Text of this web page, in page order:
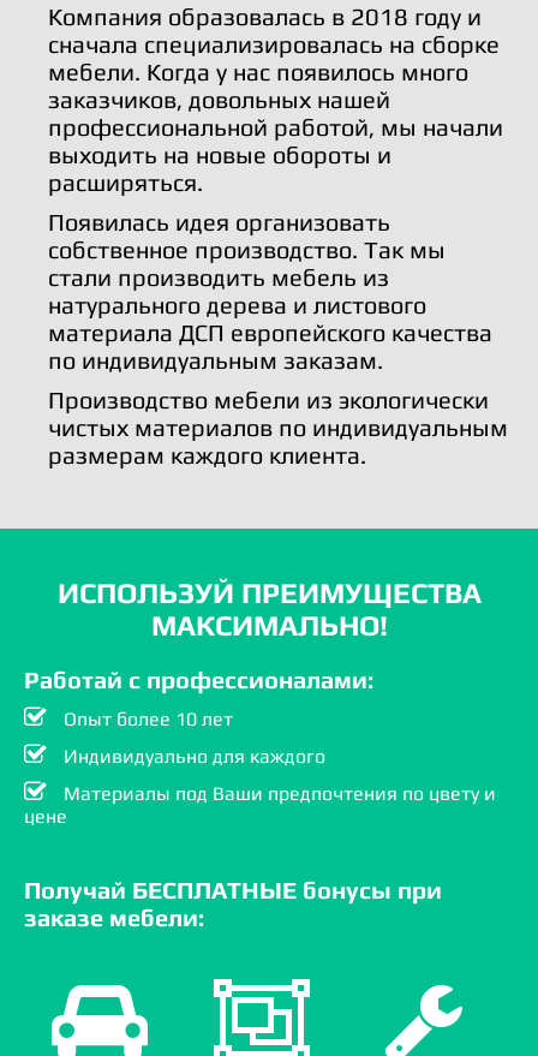
Компания образовалась в 2018 году и
сначала специализировалась на сборке
мебели. Когда у нас появилось много
заказчиков, довольных нашей
профессиональной работой, мы начали
выходить на новые обороты и
расширяться.
Появилась идея организовать
собственное производство. Так мы
стали производить мебель из
натурального дерева и листового
материала ДСП европейского качества
по индивидуальным заказам.
Производство мебели из экологически
чистых материалов по индивидуальным
размерам каждого клиента.
ИСПОЛЬЗУЙ ПРЕИМУЩЕСТВА
МАКСИМАЛЬНО!
Работай с профессионалами:
Опыт более 10 лет
Индивидуально для каждого
Материалы под Ваши предпочтения по цвету и
цене
Получай БЕСПЛАТНЫЕ бонусы при
заказе мебели: